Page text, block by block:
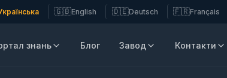
🇬🇧English 🇩🇪Deutsch 🇫🇷Français
знань Блог Завод Контакти